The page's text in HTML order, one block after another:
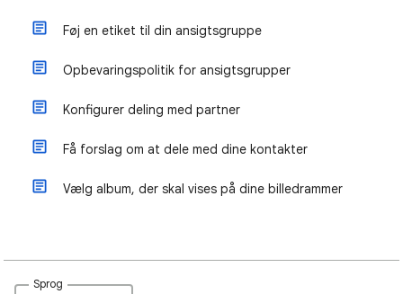
Føj en etiket til din ansigtsgruppe
Opbevaringspolitik for ansigtsgrupper
Konfigurer deling med partner
Få forslag om at dele med dine kontakter
Vælg album, der skal vises på dine billedrammer
Sprog